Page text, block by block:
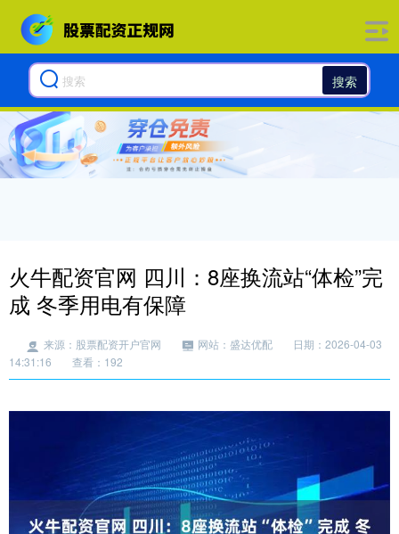
搜索
火牛配资官网 四川：8座换流站“体检”完
成 冬季用电有保障
来源：股票配资开户官网 网站：盛达优配
日期：2026-04-03
14:31:16
查看：192